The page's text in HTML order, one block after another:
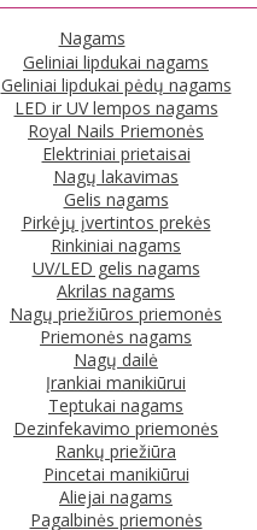
Nagams
Geliniai lipdukai nagams
Geliniai lipdukai pėdų nagams
LED ir UV lempos nagams
Royal Nails Priemonės
Elektriniai prietaisai
Nagų lakavimas
Gelis nagams
Pirkėjų įvertintos prekės
Rinkiniai nagams
UV/LED gelis nagams
Akrilas nagams
Nagų priežiūros priemonės
Priemonės nagams
Nagų dailė
Įrankiai manikiūrui
Teptukai nagams
Dezinfekavimo priemonės
Rankų priežiūra
Pincetai manikiūrui
Aliejai nagams
Pagalbinės priemonės